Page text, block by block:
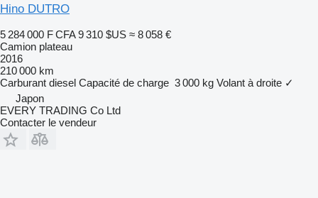
Hino DUTRO
5 284 000 F CFA 9 310 $US ≈ 8 058 €
Camion plateau
2016
210 000 km
Carburant diesel Capacité de charge 3 000 kg Volant à droite ✓
Japon
EVERY TRADING Co Ltd
Contacter le vendeur